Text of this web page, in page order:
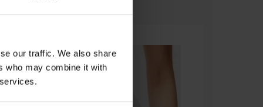
our traffic. We also share
who may combine it with